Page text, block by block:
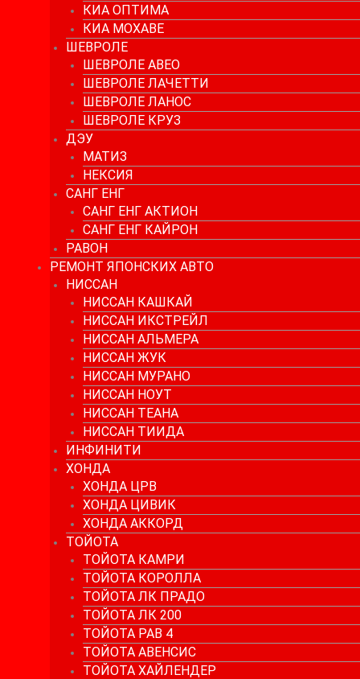
КИА ОПТИМА
КИА МОХАВЕ
ШЕВРОЛЕ
ШЕВРОЛЕ АВЕО
ШЕВРОЛЕ ЛАЧЕТТИ
ШЕВРОЛЕ ЛАНОС
ШЕВРОЛЕ КРУЗ
ДЭУ
МАТИЗ
НЕКСИЯ
САНГ ЕНГ
САНГ ЕНГ АКТИОН
САНГ ЕНГ КАЙРОН
РАВОН
РЕМОНТ ЯПОНСКИХ АВТО
НИССАН
НИССАН КАШКАЙ
НИССАН ИКСТРЕЙЛ
НИССАН АЛЬМЕРА
НИССАН ЖУК
НИССАН МУРАНО
НИССАН НОУТ
НИССАН ТЕАНА
НИССАН ТИИДА
ИНФИНИТИ
ХОНДА
ХОНДА ЦРВ
ХОНДА ЦИВИК
ХОНДА АККОРД
ТОЙОТА
ТОЙОТА КАМРИ
ТОЙОТА КОРОЛЛА
ТОЙОТА ЛК ПРАДО
ТОЙОТА ЛК 200
ТОЙОТА РАВ 4
ТОЙОТА АВЕНСИС
ТОЙОТА ХАЙЛЕНДЕР